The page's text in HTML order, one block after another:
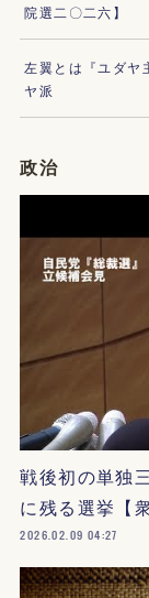
院選二〇二六】
左翼とは『ユダヤ
ヤ派
政治
戦後初の単独
に残る選挙【
2026.02.09 04:27